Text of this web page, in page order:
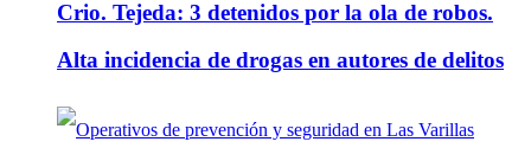
Crio. Tejeda: 3 detenidos por la ola de robos.
Alta incidencia de drogas en autores de delitos